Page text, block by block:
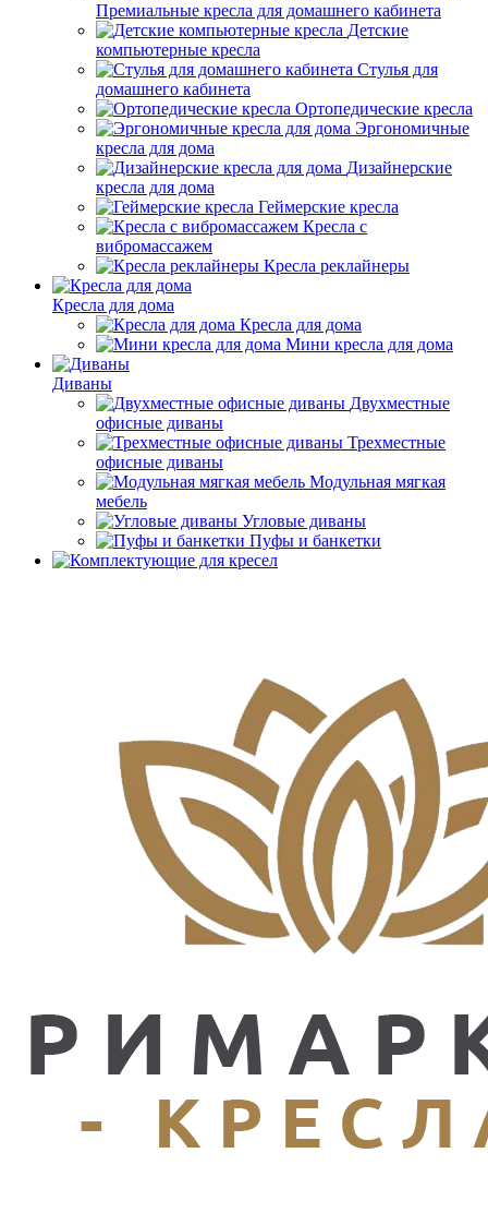
Премиальные кресла для домашнего кабинета
Детские
компьютерные кресла
Стулья для
домашнего кабинета
Ортопедические кресла
Эргономичные
кресла для дома
Дизайнерские
кресла для дома
Геймерские кресла
Кресла с
вибромассажем
Кресла реклайнеры
Кресла для дома
Кресла для дома
Мини кресла для дома
Диваны
Двухместные
офисные диваны
Трехместные
офисные диваны
Модульная мягкая
мебель
Угловые диваны
Пуфы и банкетки